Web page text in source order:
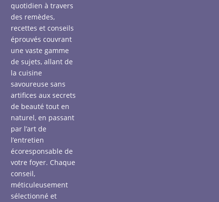
quotidien à travers
des remèdes,
recettes et conseils
éprouvés couvrant
une vaste gamme
de sujets, allant de
la cuisine
savoureuse sans
artifices aux secrets
de beauté tout en
naturel, en passant
par l’art de
l’entretien
écoresponsable de
votre foyer. Chaque
conseil,
méticuleusement
sélectionné et